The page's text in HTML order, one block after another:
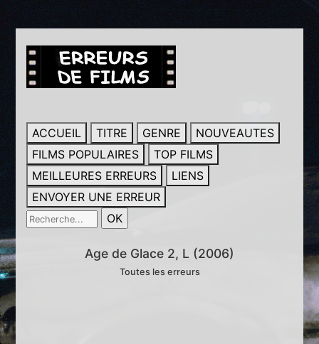
ACCUEIL TITRE GENRE
NOUVEAUTES
FILMS POPULAIRES
TOP FILMS
MEILLEURES ERREURS
LIENS
ENVOYER UNE ERREUR
Age de Glace 2, L (2006)
Toutes les erreurs